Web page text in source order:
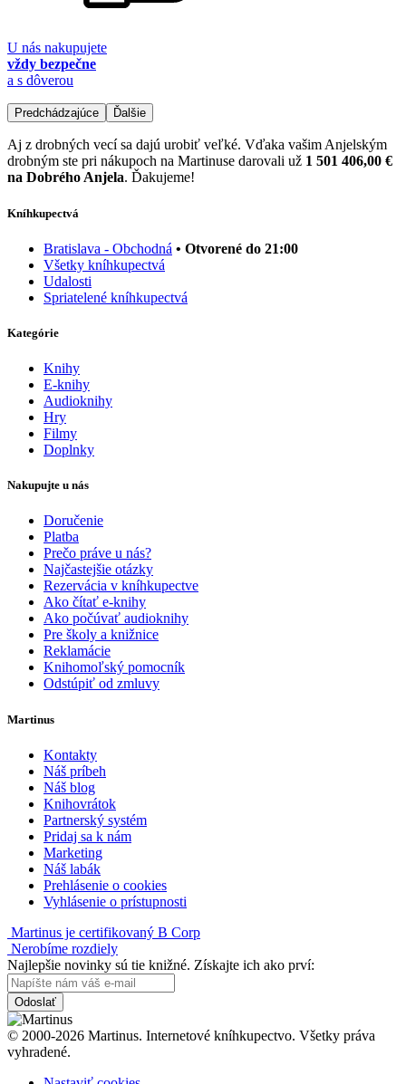
U nás nakupujete
vždy bezpečne
a s dôverou
Predchádzajúce Ďalšie
Aj z drobných vecí sa dajú urobiť veľké. Vďaka vašim Anjelským
drobným ste pri nákupoch na Martinuse darovali už 1 501 406,00 €
na Dobrého Anjela. Ďakujeme!
Kníhkupectvá
Bratislava - Obchodná • Otvorené do 21:00
Všetky kníhkupectvá
Udalosti
Spriatelené kníhkupectvá
Kategórie
Knihy
E-knihy
Audioknihy
Hry
Filmy
Doplnky
Nakupujte u nás
Doručenie
Platba
Prečo práve u nás?
Najčastejšie otázky
Rezervácia v kníhkupectve
Ako čítať e-knihy
Ako počúvať audioknihy
Pre školy a knižnice
Reklamácie
Knihomoľský pomocník
Odstúpiť od zmluvy
Martinus
Kontakty
Náš príbeh
Náš blog
Knihovrátok
Partnerský systém
Pridaj sa k nám
Marketing
Náš labák
Prehlásenie o cookies
Vyhlásenie o prístupnosti
Martinus je certifikovaný B Corp
Nerobíme rozdiely
Najlepšie novinky sú tie knižné. Získajte ich ako prví:
Odoslať
© 2000-2026 Martinus. Internetové kníhkupectvo. Všetky práva
vyhradené.